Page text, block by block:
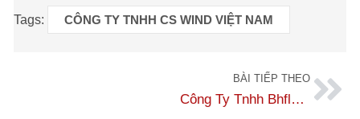
Tags: CÔNG TY TNHH CS WIND VIỆT NAM
BÀI TIẾP THEO
Công Ty Tnhh Bhflex Vina